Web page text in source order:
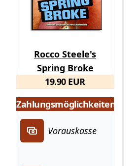
Rocco Steele's
Spring Broke
19.90 EUR
Zahlungsmöglichkeiten
Vorauskasse